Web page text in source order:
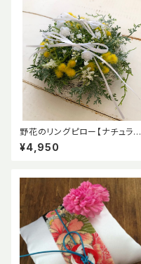
野花のリングピロー【ナチュラル
ウエディング】完成品
¥4,950